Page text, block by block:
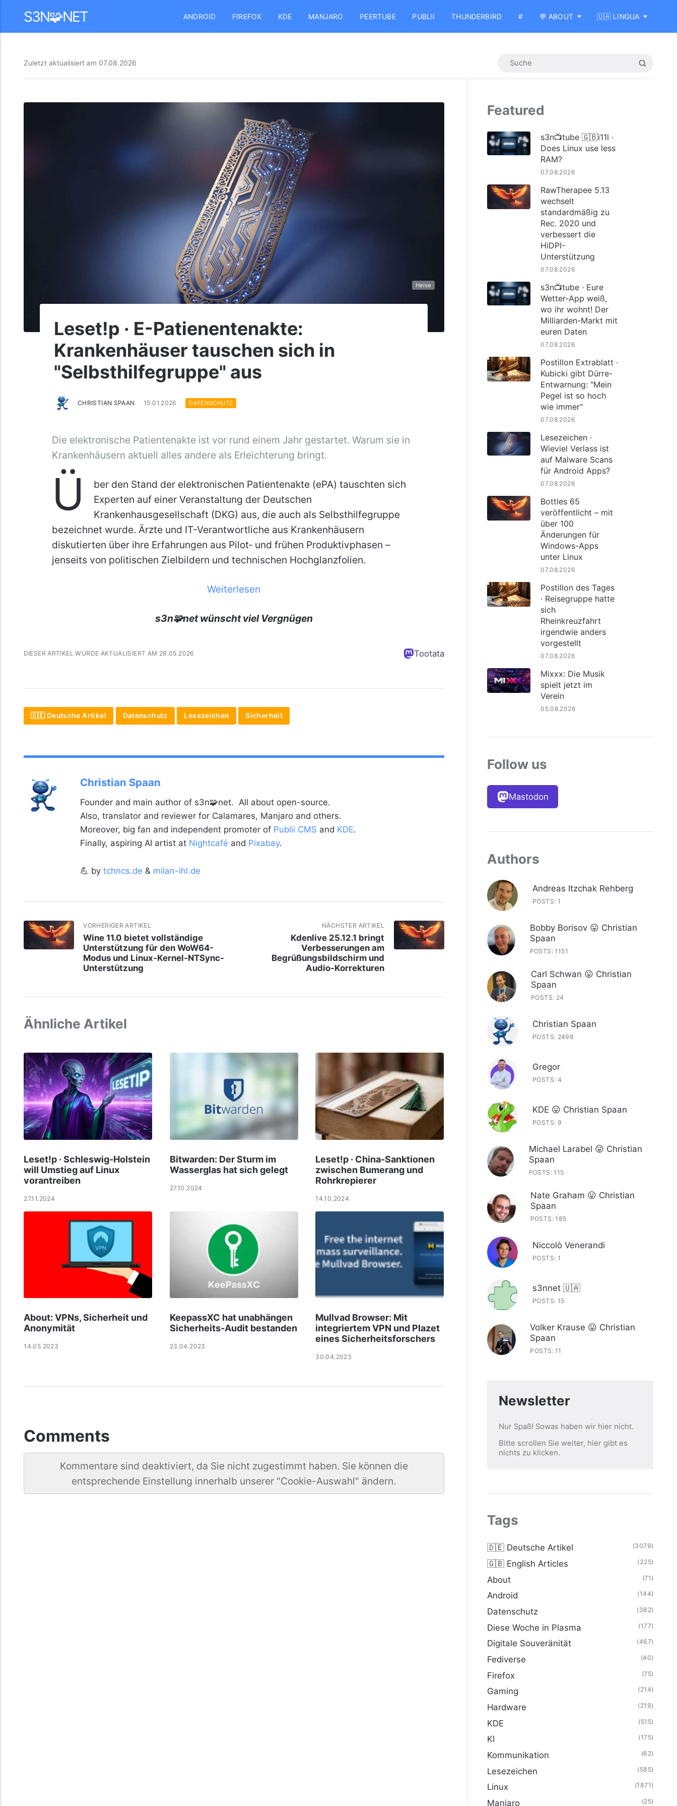
S3N🧩NET ANDROID FIREFOX KDE MANJARO PEERTUBE PUBLII THUNDERBIRD # 💬 ABOUT 🇺🇦 LINGUA
Zuletzt aktualisiert am 07.08.2026
Heise
Leset!p · E-Patienentenakte:
Krankenhäuser tauschen sich in
"Selbsthilfegruppe" aus
CHRISTIAN SPAAN 15.01.2026 DATENSCHUTZ
Die elektronische Patientenakte ist vor rund einem Jahr gestartet. Warum sie in
Krankenhäusern aktuell alles andere als Erleichterung bringt.
Ü
ber den Stand der elektronischen Patientenakte (ePA) tauschten sich
Experten auf einer Veranstaltung der Deutschen
Krankenhausgesellschaft (DKG) aus, die auch als Selbsthilfegruppe
bezeichnet wurde. Ärzte und IT-Verantwortliche aus Krankenhäusern
diskutierten über ihre Erfahrungen aus Pilot‑ und frühen Produktivphasen –
jenseits von politischen Zielbildern und technischen Hochglanzfolien.
Weiterlesen
s3n🧩net wünscht viel Vergnügen
DIESER ARTIKEL WURDE AKTUALISIERT AM 28.05.2026 Tootata
🇩🇪 Deutsche Artikel Datenschutz Lesezeichen Sicherheit
Christian Spaan
Founder and main author of s3n🧩net. All about open-source.
Also, translator and reviewer for Calamares, Manjaro and others.
Moreover, big fan and independent promoter of Publii CMS and KDE.
Finally, aspiring AI artist at Nightcafé and Pixabay.
💪 by tchncs.de & milan-ihl.de
VORHERIGER ARTIKEL
Wine 11.0 bietet vollständige
Unterstützung für den WoW64-
Modus und Linux-Kernel-NTSync-
Unterstützung
NÄCHSTER ARTIKEL
Kdenlive 25.12.1 bringt
Verbesserungen am
Begrüßungsbildschirm und
Audio-Korrekturen
Ähnliche Artikel
Leset!p · Schleswig-Holstein
will Umstieg auf Linux
vorantreiben
27.11.2024
Bitwarden: Der Sturm im
Wasserglas hat sich gelegt
27.10.2024
Leset!p · China-Sanktionen
zwischen Bumerang und
Rohrkrepierer
14.10.2024
About: VPNs, Sicherheit und
Anonymität
14.05.2023
KeepassXC hat unabhängen
Sicherheits-Audit bestanden
23.04.2023
Mullvad Browser: Mit
integriertem VPN und Plazet
eines Sicherheitsforschers
30.04.2023
Comments
Kommentare sind deaktiviert, da Sie nicht zugestimmt haben. Sie können die
entsprechende Einstellung innerhalb unserer "Cookie-Auswahl" ändern.
Featured
s3n📺tube 🇬🇧i11l ·
Does Linux use less
RAM?
07.08.2026
RawTherapee 5.13
wechselt
standardmäßig zu
Rec. 2020 und
verbessert die
HiDPI-
Unterstützung
07.08.2026
s3n📺tube · Eure
Wetter-App weiß,
wo ihr wohnt! Der
Milliarden-Markt mit
euren Daten
07.08.2026
Postillon Extrablatt ·
Kubicki gibt Dürre-
Entwarnung: "Mein
Pegel ist so hoch
wie immer"
07.08.2026
Lesezeichen ·
Wieviel Verlass ist
auf Malware Scans
für Android Apps?
07.08.2026
Bottles 65
veröffentlicht – mit
über 100
Änderungen für
Windows-Apps
unter Linux
07.08.2026
Postillon des Tages
· Reisegruppe hatte
sich
Rheinkreuzfahrt
irgendwie anders
vorgestellt
07.08.2026
Mixxx: Die Musik
spielt jetzt im
Verein
05.08.2026
Follow us
Mastodon
Authors
Andreas Itzchak Rehberg
POSTS: 1
Bobby Borisov 😛 Christian
Spaan
POSTS: 1151
Carl Schwan 😛 Christian
Spaan
POSTS: 24
Christian Spaan
POSTS: 2498
Gregor
POSTS: 4
KDE 😛 Christian Spaan
POSTS: 9
Michael Larabel 😛 Christian
Spaan
POSTS: 115
Nate Graham 😛 Christian
Spaan
POSTS: 185
Niccolò Venerandi
POSTS: 1
s3nnet 🇺🇦
POSTS: 15
Volker Krause 😛 Christian
Spaan
POSTS: 11
Newsletter
Nur Spaß! Sowas haben wir hier nicht.
Bitte scrollen Sie weiter, hier gibt es
nichts zu klicken.
Tags
🇩🇪 Deutsche Artikel (3079)
🇬🇧 English Articles (325)
About (71)
Android (144)
Datenschutz (382)
Diese Woche in Plasma (177)
Digitale Souveränität (467)
Fediverse (40)
Firefox (75)
Gaming (214)
Hardware (219)
KDE (515)
KI (175)
Kommunikation (62)
Lesezeichen (585)
Linux (1871)
Manjaro (25)